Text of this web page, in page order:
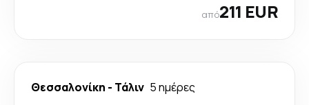
από211 EUR
Θεσσαλονίκη - Τάλιν 5 ημέρες